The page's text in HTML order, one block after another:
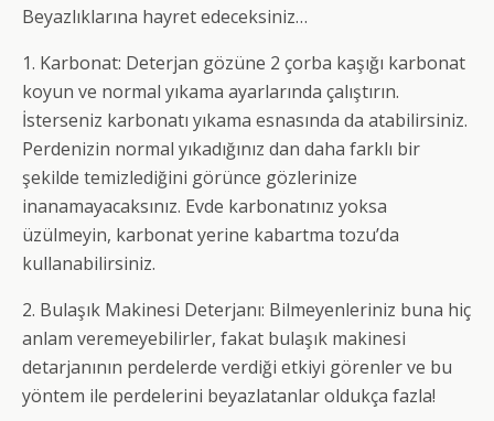
Beyazlıklarına hayret edeceksiniz…
1. Karbonat: Deterjan gözüne 2 çorba kaşığı karbonat
koyun ve normal yıkama ayarlarında çalıştırın.
İsterseniz karbonatı yıkama esnasında da atabilirsiniz.
Perdenizin normal yıkadığınız dan daha farklı bir
şekilde temizlediğini görünce gözlerinize
inanamayacaksınız. Evde karbonatınız yoksa
üzülmeyin, karbonat yerine kabartma tozu’da
kullanabilirsiniz.
2. Bulaşık Makinesi Deterjanı: Bilmeyenleriniz buna hiç
anlam veremeyebilirler, fakat bulaşık makinesi
detarjanının perdelerde verdiği etkiyi görenler ve bu
yöntem ile perdelerini beyazlatanlar oldukça fazla!